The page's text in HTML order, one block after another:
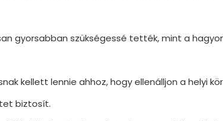
gyorsabban szükségessé tették, mint a
kellett lennie ahhoz, hogy ellenálljon a helyi
biztosít.